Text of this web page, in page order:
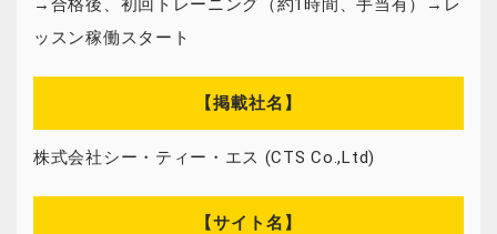
→合格後、初回トレーニング（約1時間、手当有）→レ
ッスン稼働スタート
【掲載社名】
株式会社シー・ティー・エス (CTS Co.,Ltd)
【サイト名】